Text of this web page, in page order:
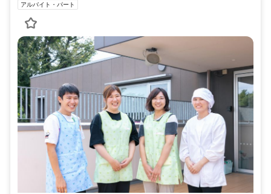
アルバイト・パート